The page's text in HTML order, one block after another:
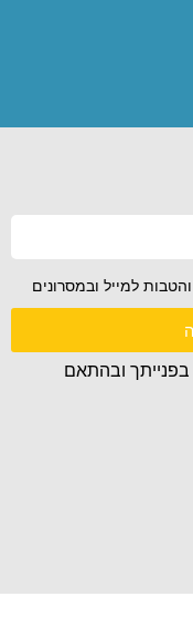
למייל ובמסרונים
ובהתאם